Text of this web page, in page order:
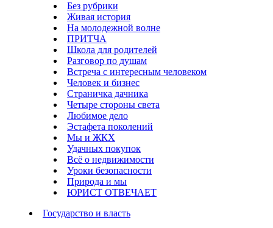
Без рубрики
Живая история
На молодежной волне
ПРИТЧА
Школа для родителей
Разговор по душам
Встреча с интересным человеком
Человек и бизнес
Страничка дачника
Четыре стороны света
Любимое дело
Эстафета поколений
Мы и ЖКХ
Удачных покупок
Всё о недвижимости
Уроки безопасности
Природа и мы
ЮРИСТ ОТВЕЧАЕТ
Государство и власть